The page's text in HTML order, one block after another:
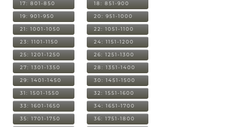
17: 801-850 18: 851-900
19: 901-950 20: 951-1000
21: 1001-1050 22: 1051-1100
23: 1101-1150 24: 1151-1200
25: 1201-1250 26: 1251-1300
27: 1301-1350 28: 1351-1400
29: 1401-1450 30: 1451-1500
31: 1501-1550 32: 1551-1600
33: 1601-1650 34: 1651-1700
35: 1701-1750 36: 1751-1800